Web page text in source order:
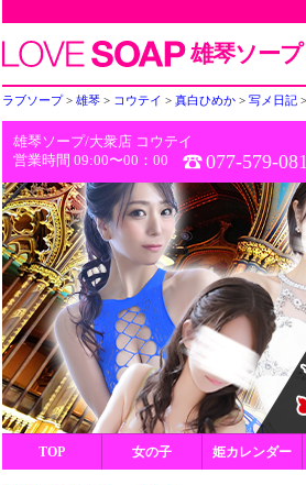
雄琴ソープ
ラブソープ 雄琴 コウテイ 真白ひめか 写メ日記
雄琴 ソープ/大衆店 コウテイ
営業時間 09:00〜00：00
077-579-
TOP 女の子 姫カレンダー